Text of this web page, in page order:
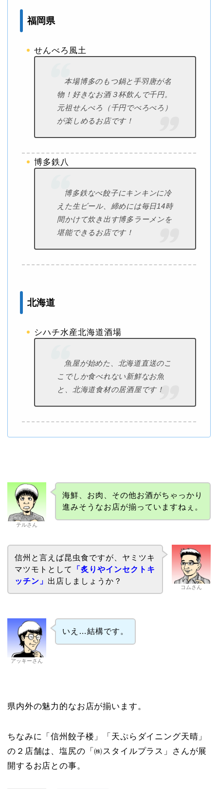
福岡県
せんべろ風土
本場博多のもつ鍋と手羽唐が名
物！好きなお酒３杯飲んで千円。
元祖せんべろ（千円でべろべろ）
が楽しめるお店です！
博多鉄八
博多鉄なべ餃子にキンキンに冷
えた生ビール、締めには毎日14時
間かけて炊き出す博多ラーメンを
堪能できるお店です！
北海道
シハチ水産北海道酒場
魚屋が始めた、北海道直送のこ
こでしか食べれない新鮮なお魚
と、北海道食材の居酒屋です！
テルさん
海鮮、お肉、その他お酒がちゃっかり
進みそうなお店が揃っていますねぇ。
コムさん
信州と言えば昆虫食ですが、ヤミツキ
マツモトとして
「炙りやインセクトキ
ッチン」 出店しましょうか？
アッキーさん
いえ…結構です。
県内外の魅力的なお店が揃います。
ちなみに「信州餃子楼」「天ぷらダイニング天晴」
の２店舗は、塩尻の「㈱スタイルプラス」さんが展
開するお店との事。